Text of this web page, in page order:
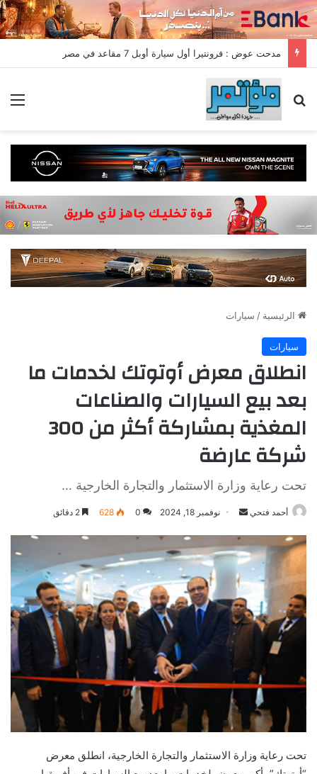
مدحت عوض : فرونتيرا أول سيارة أوبل 7 مقاعد في مصر
بحث عن
الرئيسية / سيارات
سيارات
انطلاق معرض أوتوتك لخدمات ما
بعد بيع السيارات والصناعات
المغذية بمشاركة أكثر من 300
شركة عارضة
تحت رعاية وزارة الاستثمار والتجارة الخارجية …
أحمد فتحي
أرسل
إلكترونيا
نوفمبر 18, 2024 0
628
تحت رعاية وزارة الاستثمار والتجارة الخارجية، انطلق معرض